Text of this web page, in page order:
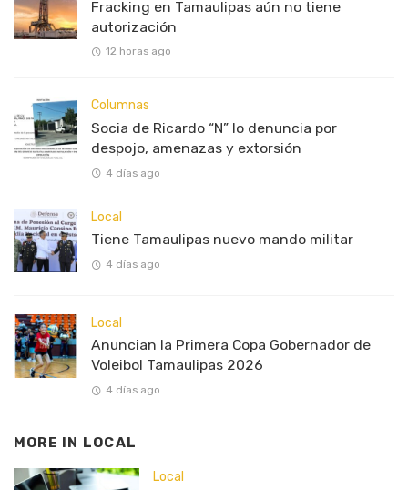
Fracking en Tamaulipas aún no tiene
autorización
12 horas ago
Columnas
Socia de Ricardo “N” lo denuncia por
despojo, amenazas y extorsión
4 días ago
Local
Tiene Tamaulipas nuevo mando militar
4 días ago
Local
Anuncian la Primera Copa Gobernador de
Voleibol Tamaulipas 2026
4 días ago
MORE IN LOCAL
Local